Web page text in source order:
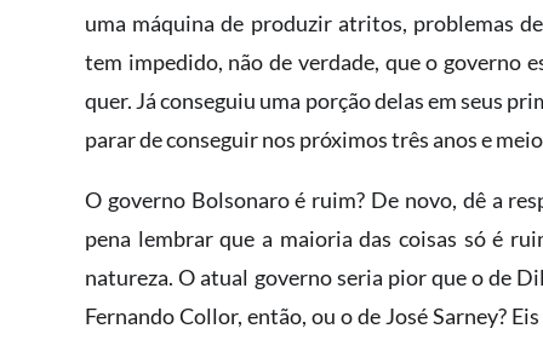
uma máquina de produzir atritos, problemas
tem impedido, não de verdade, que o governo
quer. Já conseguiu uma porção delas em seus
parar de conseguir nos próximos três anos e
O governo Bolsonaro é ruim? De novo, dê a
pena lembrar que a maioria das coisas só é
natureza. O atual governo seria pior que o de
Fernando Collor, então, ou o de José Sarney?